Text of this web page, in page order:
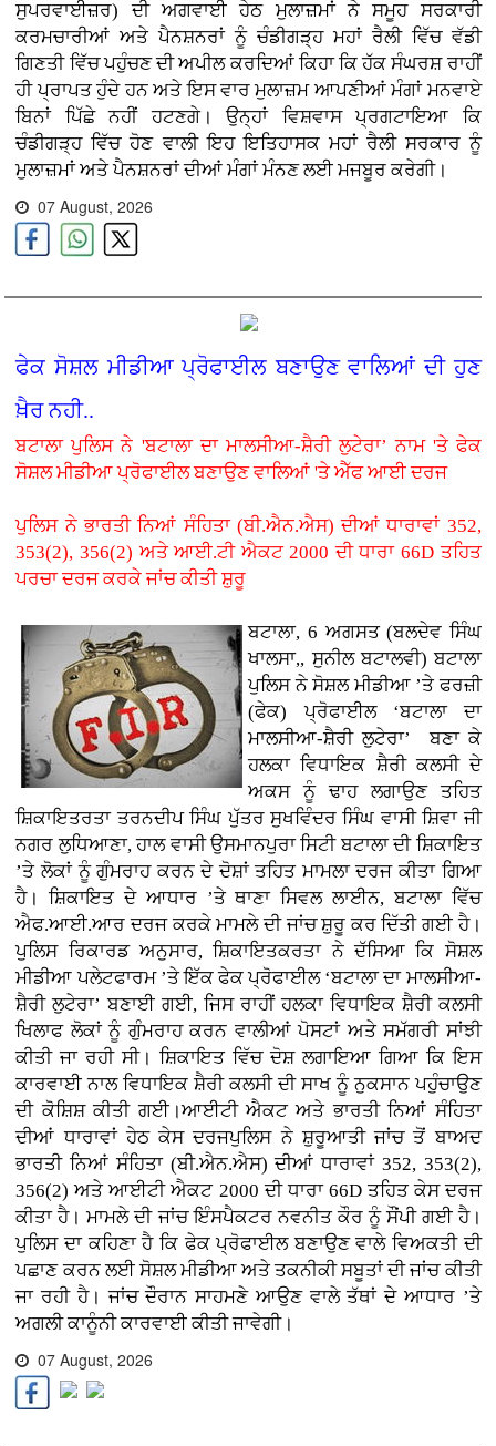
ਸੁਪਰਵਾਈਜ਼ਰ) ਦੀ ਅਗਵਾਈ ਹੇਠ ਮੁਲਾਜ਼ਮਾਂ ਨੇ ਸਮੂਹ ਸਰਕਾਰੀ
ਕਰਮਚਾਰੀਆਂ ਅਤੇ ਪੈਨਸ਼ਨਰਾਂ ਨੂੰ ਚੰਡੀਗੜ੍ਹ ਮਹਾਂ ਰੈਲੀ ਵਿੱਚ ਵੱਡੀ
ਗਿਣਤੀ ਵਿੱਚ ਪਹੁੰਚਣ ਦੀ ਅਪੀਲ ਕਰਦਿਆਂ ਕਿਹਾ ਕਿ ਹੱਕ ਸੰਘਰਸ਼ ਰਾਹੀਂ
ਹੀ ਪ੍ਰਾਪਤ ਹੁੰਦੇ ਹਨ ਅਤੇ ਇਸ ਵਾਰ ਮੁਲਾਜ਼ਮ ਆਪਣੀਆਂ ਮੰਗਾਂ ਮਨਵਾਏ
ਬਿਨਾਂ ਪਿੱਛੇ ਨਹੀਂ ਹਟਣਗੇ। ਉਨ੍ਹਾਂ ਵਿਸ਼ਵਾਸ ਪ੍ਰਗਟਾਇਆ ਕਿ
ਚੰਡੀਗੜ੍ਹ ਵਿੱਚ ਹੋਣ ਵਾਲੀ ਇਹ ਇਤਿਹਾਸਕ ਮਹਾਂ ਰੈਲੀ ਸਰਕਾਰ ਨੂੰ
ਮੁਲਾਜ਼ਮਾਂ ਅਤੇ ਪੈਨਸ਼ਨਰਾਂ ਦੀਆਂ ਮੰਗਾਂ ਮੰਨਣ ਲਈ ਮਜਬੂਰ ਕਰੇਗੀ।
07 August, 2026
ਫੇਕ ਸੋਸ਼ਲ ਮੀਡੀਆ ਪ੍ਰੋਫਾਈਲ ਬਣਾਉਣ ਵਾਲਿਆਂ ਦੀ ਹੁਣ
ਖ਼ੈਰ ਨਹੀ..
ਬਟਾਲਾ ਪੁਲਿਸ ਨੇ 'ਬਟਾਲਾ ਦਾ ਮਾਲਸੀਆ-ਸ਼ੈਰੀ ਲੁਟੇਰਾ’ ਨਾਮ 'ਤੇ ਫੇਕ
ਸੋਸ਼ਲ ਮੀਡੀਆ ਪ੍ਰੋਫਾਈਲ ਬਣਾਉਣ ਵਾਲਿਆਂ 'ਤੇ ਐੱਫ ਆਈ ਦਰਜ
ਪੁਲਿਸ ਨੇ ਭਾਰਤੀ ਨਿਆਂ ਸੰਹਿਤਾ (ਬੀ.ਐਨ.ਐਸ) ਦੀਆਂ ਧਾਰਾਵਾਂ 352,
353(2), 356(2) ਅਤੇ ਆਈ.ਟੀ ਐਕਟ 2000 ਦੀ ਧਾਰਾ 66D ਤਹਿਤ
ਪਰਚਾ ਦਰਜ ਕਰਕੇ ਜਾਂਚ ਕੀਤੀ ਸ਼ੁਰੂ
ਬਟਾਲਾ, 6 ਅਗਸਤ (ਬਲਦੇਵ ਸਿੰਘ
ਖਾਲਸਾ,, ਸੁਨੀਲ ਬਟਾਲਵੀ) ਬਟਾਲਾ
ਪੁਲਿਸ ਨੇ ਸੋਸ਼ਲ ਮੀਡੀਆ ’ਤੇ ਫਰਜ਼ੀ
(ਫੇਕ) ਪ੍ਰੋਫਾਈਲ ‘ਬਟਾਲਾ ਦਾ
ਮਾਲਸੀਆ-ਸ਼ੈਰੀ ਲੁਟੇਰਾ’ ਬਣਾ ਕੇ
ਹਲਕਾ ਵਿਧਾਇਕ ਸ਼ੈਰੀ ਕਲਸੀ ਦੇ
ਅਕਸ ਨੂੰ ਢਾਹ ਲਗਾਉਣ ਤਹਿਤ
ਸ਼ਿਕਾਇਤਰਤਾ ਤਰਨਦੀਪ ਸਿੰਘ ਪੁੱਤਰ ਸੁਖਵਿੰਦਰ ਸਿੰਘ ਵਾਸੀ ਸ਼ਿਵਾ ਜੀ
ਨਗਰ ਲੁਧਿਆਣਾ, ਹਾਲ ਵਾਸੀ ਉਸਮਾਨਪੁਰਾ ਸਿਟੀ ਬਟਾਲਾ ਦੀ ਸ਼ਿਕਾਇਤ
’ਤੇ ਲੋਕਾਂ ਨੂੰ ਗੁੰਮਰਾਹ ਕਰਨ ਦੇ ਦੋਸ਼ਾਂ ਤਹਿਤ ਮਾਮਲਾ ਦਰਜ ਕੀਤਾ ਗਿਆ
ਹੈ। ਸ਼ਿਕਾਇਤ ਦੇ ਆਧਾਰ ’ਤੇ ਥਾਣਾ ਸਿਵਲ ਲਾਈਨ, ਬਟਾਲਾ ਵਿੱਚ
ਐਫ.ਆਈ.ਆਰ ਦਰਜ ਕਰਕੇ ਮਾਮਲੇ ਦੀ ਜਾਂਚ ਸ਼ੁਰੂ ਕਰ ਦਿੱਤੀ ਗਈ ਹੈ।
ਪੁਲਿਸ ਰਿਕਾਰਡ ਅਨੁਸਾਰ, ਸ਼ਿਕਾਇਤਕਰਤਾ ਨੇ ਦੱਸਿਆ ਕਿ ਸੋਸ਼ਲ
ਮੀਡੀਆ ਪਲੇਟਫਾਰਮ ’ਤੇ ਇੱਕ ਫੇਕ ਪ੍ਰੋਫਾਈਲ ‘ਬਟਾਲਾ ਦਾ ਮਾਲਸੀਆ-
ਸ਼ੈਰੀ ਲੁਟੇਰਾ’ ਬਣਾਈ ਗਈ, ਜਿਸ ਰਾਹੀਂ ਹਲਕਾ ਵਿਧਾਇਕ ਸ਼ੈਰੀ ਕਲਸੀ
ਖਿਲਾਫ ਲੋਕਾਂ ਨੂੰ ਗੁੰਮਰਾਹ ਕਰਨ ਵਾਲੀਆਂ ਪੋਸਟਾਂ ਅਤੇ ਸਮੱਗਰੀ ਸਾਂਝੀ
ਕੀਤੀ ਜਾ ਰਹੀ ਸੀ। ਸ਼ਿਕਾਇਤ ਵਿੱਚ ਦੋਸ਼ ਲਗਾਇਆ ਗਿਆ ਕਿ ਇਸ
ਕਾਰਵਾਈ ਨਾਲ ਵਿਧਾਇਕ ਸ਼ੈਰੀ ਕਲਸੀ ਦੀ ਸਾਖ ਨੂੰ ਨੁਕਸਾਨ ਪਹੁੰਚਾਉਣ
ਦੀ ਕੋਸ਼ਿਸ਼ ਕੀਤੀ ਗਈ।ਆਈਟੀ ਐਕਟ ਅਤੇ ਭਾਰਤੀ ਨਿਆਂ ਸੰਹਿਤਾ
ਦੀਆਂ ਧਾਰਾਵਾਂ ਹੇਠ ਕੇਸ ਦਰਜਪੁਲਿਸ ਨੇ ਸ਼ੁਰੂਆਤੀ ਜਾਂਚ ਤੋਂ ਬਾਅਦ
ਭਾਰਤੀ ਨਿਆਂ ਸੰਹਿਤਾ (ਬੀ.ਐਨ.ਐਸ) ਦੀਆਂ ਧਾਰਾਵਾਂ 352, 353(2),
356(2) ਅਤੇ ਆਈਟੀ ਐਕਟ 2000 ਦੀ ਧਾਰਾ 66D ਤਹਿਤ ਕੇਸ ਦਰਜ
ਕੀਤਾ ਹੈ। ਮਾਮਲੇ ਦੀ ਜਾਂਚ ਇੰਸਪੈਕਟਰ ਨਵਨੀਤ ਕੌਰ ਨੂੰ ਸੌਂਪੀ ਗਈ ਹੈ।
ਪੁਲਿਸ ਦਾ ਕਹਿਣਾ ਹੈ ਕਿ ਫੇਕ ਪ੍ਰੋਫਾਈਲ ਬਣਾਉਣ ਵਾਲੇ ਵਿਅਕਤੀ ਦੀ
ਪਛਾਣ ਕਰਨ ਲਈ ਸੋਸ਼ਲ ਮੀਡੀਆ ਅਤੇ ਤਕਨੀਕੀ ਸਬੂਤਾਂ ਦੀ ਜਾਂਚ ਕੀਤੀ
ਜਾ ਰਹੀ ਹੈ। ਜਾਂਚ ਦੌਰਾਨ ਸਾਹਮਣੇ ਆਉਣ ਵਾਲੇ ਤੱਥਾਂ ਦੇ ਆਧਾਰ ’ਤੇ
ਅਗਲੀ ਕਾਨੂੰਨੀ ਕਾਰਵਾਈ ਕੀਤੀ ਜਾਵੇਗੀ।
07 August, 2026